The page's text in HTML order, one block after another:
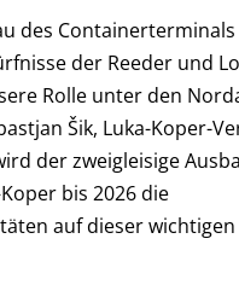
des
der Reeder und
Rolle unter den
Šik, Luka-Koper-
der zweigleisige
bis 2026 die
auf dieser